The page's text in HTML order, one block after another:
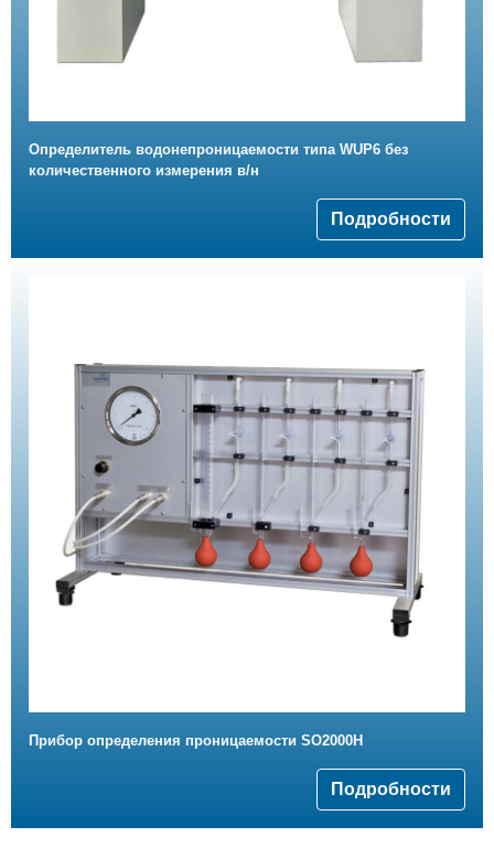
Определитель водонепроницаемости типа WUP6 без
количественного измерения в/н
Подробности
Прибор определения проницаемости SO2000H
Подробности